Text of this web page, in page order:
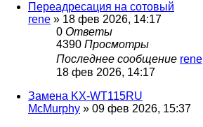
Переадресация на сотовый
rene » 18 фев 2026, 14:17
0 Ответы
4390 Просмотры
Последнее сообщение rene
18 фев 2026, 14:17
Замена KX-WT115RU
McMurphy » 09 фев 2026, 15:37